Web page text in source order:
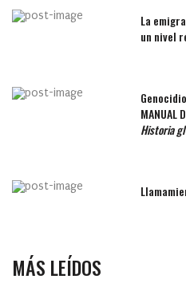
La
un nivel
MANUAL
Historia
MÁS LEÍDOS